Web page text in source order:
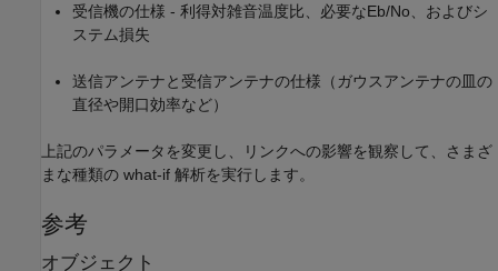
受信機の仕様 - 利得対雑音温度比、必要なEb/No、およびシ
ステム損失
送信アンテナと受信アンテナの仕様（ガウスアンテナの皿の
直径や開口効率など）
上記のパラメータを変更し、リンクへの影響を観察して、さまざ
まな種類の what-if 解析を実行します。
参考
オブジェクト